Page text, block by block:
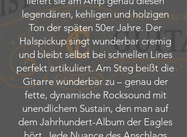
legendären, kehligen und holzigen
Ton der späten 50er Jahre. Der
Halspickup singt wunderbar cremig
und bleibt selbst bei schnellen Lines
perfekt artikuliert. Am Steg beißt die
Gitarre wunderbar zu – genau der
fette, dynamische Rocksound mit
unendlichem Sustain, den man auf
dem Jahrhundert-Album der Eagles